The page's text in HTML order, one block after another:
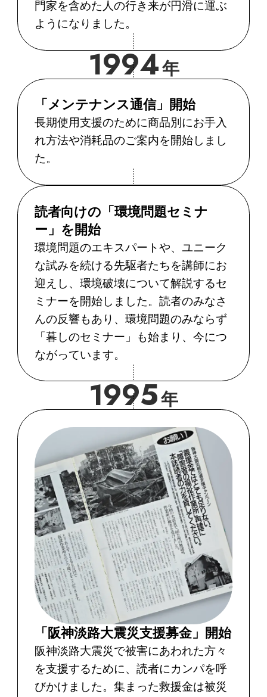
門家を含めた人の行き来が円滑に運ぶ
ようになりました。
1994年
「メンテナンス通信」開始
長期使用支援のために商品別にお手入
れ方法や消耗品のご案内を開始しまし
た。
読者向けの「環境問題セミナ
ー」を開始
環境問題のエキスパートや、ユニーク
な試みを続ける先駆者たちを講師にお
迎えし、環境破壊について解説するセ
ミナーを開始しました。読者のみなさ
んの反響もあり、環境問題のみならず
「暮しのセミナー」も始まり、今につ
ながっています。
1995年
「阪神淡路大震災支援募金」開始
阪神淡路大震災で被害にあわれた方々
を支援するために、読者にカンパを呼
びかけました。集まった救援金は被災